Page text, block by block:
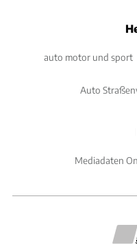
auto motor und sport
Auto
Mediadaten